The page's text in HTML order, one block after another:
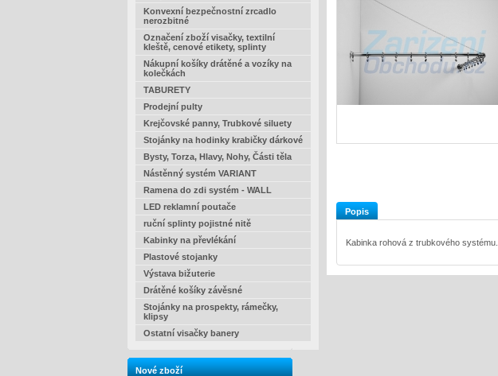
Konvexní bezpečnostní zrcadlo
nerozbitné
Označení zboží visačky, textilní
kleště, cenové etikety, splinty
Nákupní košíky drátěné a vozíky na
kolečkách
TABURETY
Prodejní pulty
Krejčovské panny, Trubkové siluety
Stojánky na hodinky krabičky dárkové
Bysty, Torza, Hlavy, Nohy, Části těla
Nástěnný systém VARIANT
Ramena do zdi systém - WALL
LED reklamní poutače
ruční splinty pojistné nitě
Kabinky na převlékání
Plastové stojanky
Výstava bižuterie
Drátěné košíky závěsné
Stojánky na prospekty, rámečky,
klipsy
Ostatní visačky banery
Nové zboží
Popis
Kabinka rohová z trubkového systému.